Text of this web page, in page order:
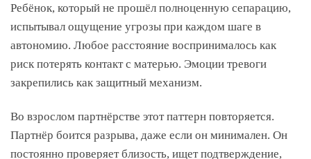
Ребёнок, который не прошёл полноценную сепарацию,
испытывал ощущение угрозы при каждом шаге в
автономию. Любое расстояние воспринималось как
риск потерять контакт с матерью. Эмоции тревоги
закрепились как защитный механизм.
Во взрослом партнёрстве этот паттерн повторяется.
Партнёр боится разрыва, даже если он минимален. Он
постоянно проверяет близость, ищет подтверждение,